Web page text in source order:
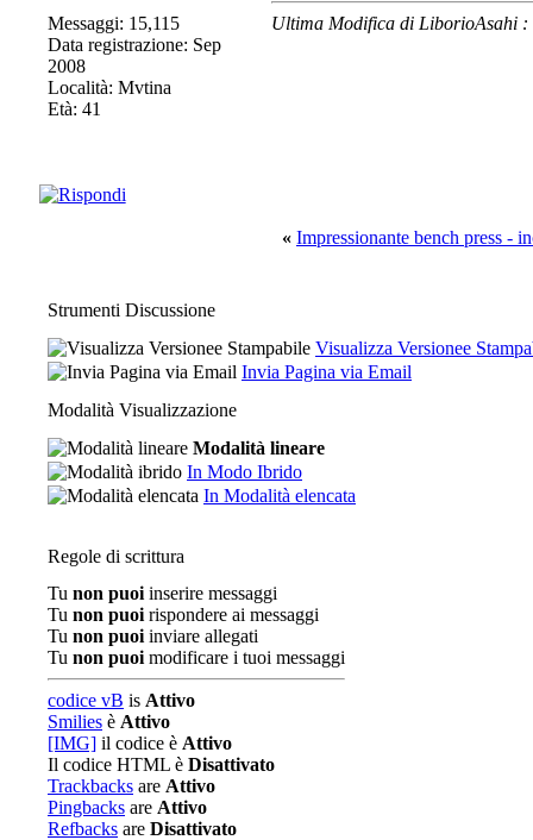
Messaggi: 15,115
Data registrazione: Sep
2008
Località: Mvtina
Età: 41
Ultima Modifica di LiborioAsahi
« Impressionante bench press -
Strumenti Discussione
Visualizza Versionee
Invia Pagina via Email
Modalità Visualizzazione
Modalità lineare
In Modo Ibrido
In Modalità elencata
Regole di scrittura
Tu non puoi inserire messaggi
Tu non puoi rispondere ai messaggi
Tu non puoi inviare allegati
Tu non puoi modificare i tuoi messaggi
codice vB is Attivo
Smilies è Attivo
[IMG] il codice è Attivo
Il codice HTML è Disattivato
Trackbacks are Attivo
Pingbacks are Attivo
Refbacks are Disattivato